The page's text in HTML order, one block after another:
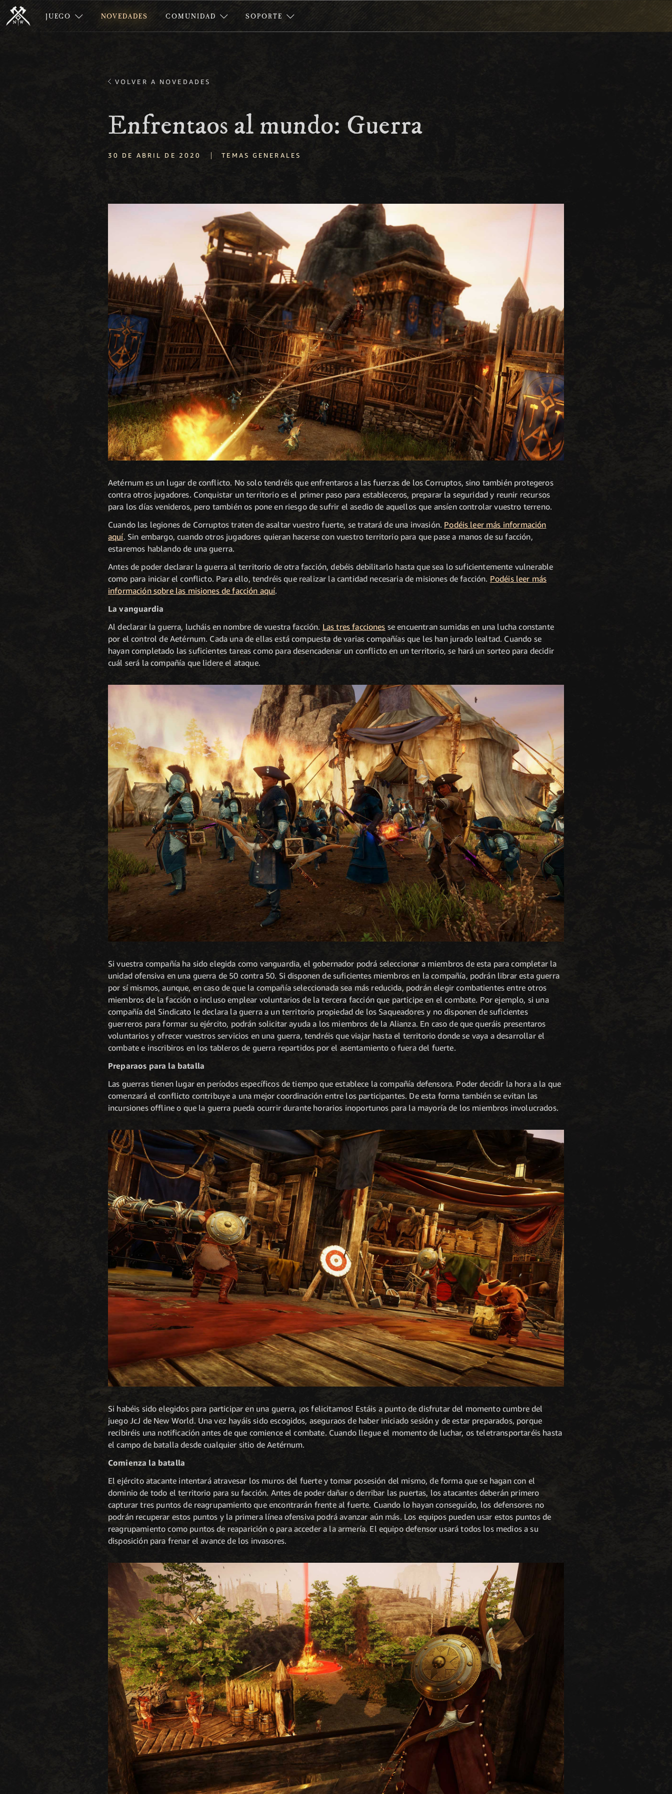
JUEGO NOVEDADES COMUNIDAD SOPORTE
VOLVER A NOVEDADES
Enfrentaos al mundo: Guerra
30 DE ABRIL DE 2020 | TEMAS GENERALES
Aetérnum es un lugar de conflicto. No solo tendréis que enfrentaros a las fuerzas de los Corruptos, sino también protegeros
contra otros jugadores. Conquistar un territorio es el primer paso para estableceros, preparar la seguridad y reunir recursos
para los días venideros, pero también os pone en riesgo de sufrir el asedio de aquellos que ansíen controlar vuestro terreno.
Cuando las legiones de Corruptos traten de asaltar vuestro fuerte, se tratará de una invasión. Podéis leer más información
aquí. Sin embargo, cuando otros jugadores quieran hacerse con vuestro territorio para que pase a manos de su facción,
estaremos hablando de una guerra.
Antes de poder declarar la guerra al territorio de otra facción, debéis debilitarlo hasta que sea lo suficientemente vulnerable
como para iniciar el conflicto. Para ello, tendréis que realizar la cantidad necesaria de misiones de facción. Podéis leer más
información sobre las misiones de facción aquí.
La vanguardia
Al declarar la guerra, lucháis en nombre de vuestra facción. Las tres facciones se encuentran sumidas en una lucha constante
por el control de Aetérnum. Cada una de ellas está compuesta de varias compañías que les han jurado lealtad. Cuando se
hayan completado las suficientes tareas como para desencadenar un conflicto en un territorio, se hará un sorteo para decidir
cuál será la compañía que lidere el ataque.
Si vuestra compañía ha sido elegida como vanguardia, el gobernador podrá seleccionar a miembros de esta para completar la
unidad ofensiva en una guerra de 50 contra 50. Si disponen de suficientes miembros en la compañía, podrán librar esta guerra
por sí mismos, aunque, en caso de que la compañía seleccionada sea más reducida, podrán elegir combatientes entre otros
miembros de la facción o incluso emplear voluntarios de la tercera facción que participe en el combate. Por ejemplo, si una
compañía del Sindicato le declara la guerra a un territorio propiedad de los Saqueadores y no disponen de suficientes
guerreros para formar su ejército, podrán solicitar ayuda a los miembros de la Alianza. En caso de que queráis presentaros
voluntarios y ofrecer vuestros servicios en una guerra, tendréis que viajar hasta el territorio donde se vaya a desarrollar el
combate e inscribiros en los tableros de guerra repartidos por el asentamiento o fuera del fuerte.
Preparaos para la batalla
Las guerras tienen lugar en períodos específicos de tiempo que establece la compañía defensora. Poder decidir la hora a la que
comenzará el conflicto contribuye a una mejor coordinación entre los participantes. De esta forma también se evitan las
incursiones offline o que la guerra pueda ocurrir durante horarios inoportunos para la mayoría de los miembros involucrados.
Si habéis sido elegidos para participar en una guerra, ¡os felicitamos! Estáis a punto de disfrutar del momento cumbre del
juego JcJ de New World. Una vez hayáis sido escogidos, aseguraos de haber iniciado sesión y de estar preparados, porque
recibiréis una notificación antes de que comience el combate. Cuando llegue el momento de luchar, os teletransportaréis hasta
el campo de batalla desde cualquier sitio de Aetérnum.
Comienza la batalla
El ejército atacante intentará atravesar los muros del fuerte y tomar posesión del mismo, de forma que se hagan con el
dominio de todo el territorio para su facción. Antes de poder dañar o derribar las puertas, los atacantes deberán primero
capturar tres puntos de reagrupamiento que encontrarán frente al fuerte. Cuando lo hayan conseguido, los defensores no
podrán recuperar estos puntos y la primera línea ofensiva podrá avanzar aún más. Los equipos pueden usar estos puntos de
reagrupamiento como puntos de reaparición o para acceder a la armería. El equipo defensor usará todos los medios a su
disposición para frenar el avance de los invasores.